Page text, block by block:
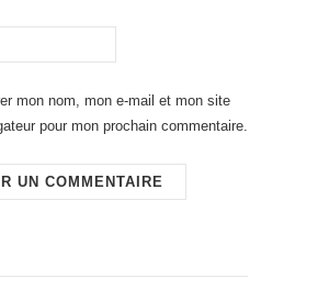
mon nom, mon e-mail et mon site
pour mon prochain commentaire.